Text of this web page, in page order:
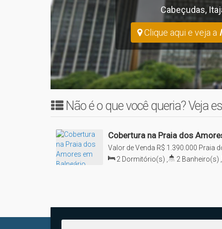
Cabeçudas,
Clique aqui e veja a
Não é o que você queria? Veja
Cobertura na Praia dos
SC
R$ 1.390.000
Valor de Venda
Praia
Camboriú, Santa Catarina, Brasil
2 Dormitório(s) 2 Banheiro(s)